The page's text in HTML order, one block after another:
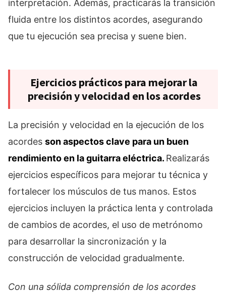
interpretación. Además, practicarás la transición
fluida entre los distintos acordes, asegurando
que tu ejecución sea precisa y suene bien.
Ejercicios prácticos para mejorar la
precisión y velocidad en los acordes
La precisión y velocidad en la ejecución de los
acordes son aspectos clave para un buen
rendimiento en la guitarra eléctrica. Realizarás
ejercicios específicos para mejorar tu técnica y
fortalecer los músculos de tus manos. Estos
ejercicios incluyen la práctica lenta y controlada
de cambios de acordes, el uso de metrónomo
para desarrollar la sincronización y la
construcción de velocidad gradualmente.
Con una sólida comprensión de los acordes